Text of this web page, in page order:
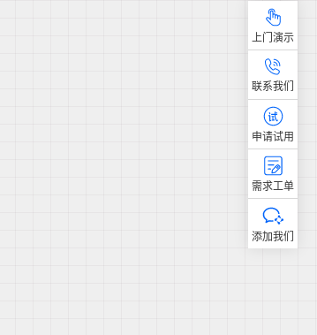
上门演示
联系我们
申请试用
需求工单
添加我们